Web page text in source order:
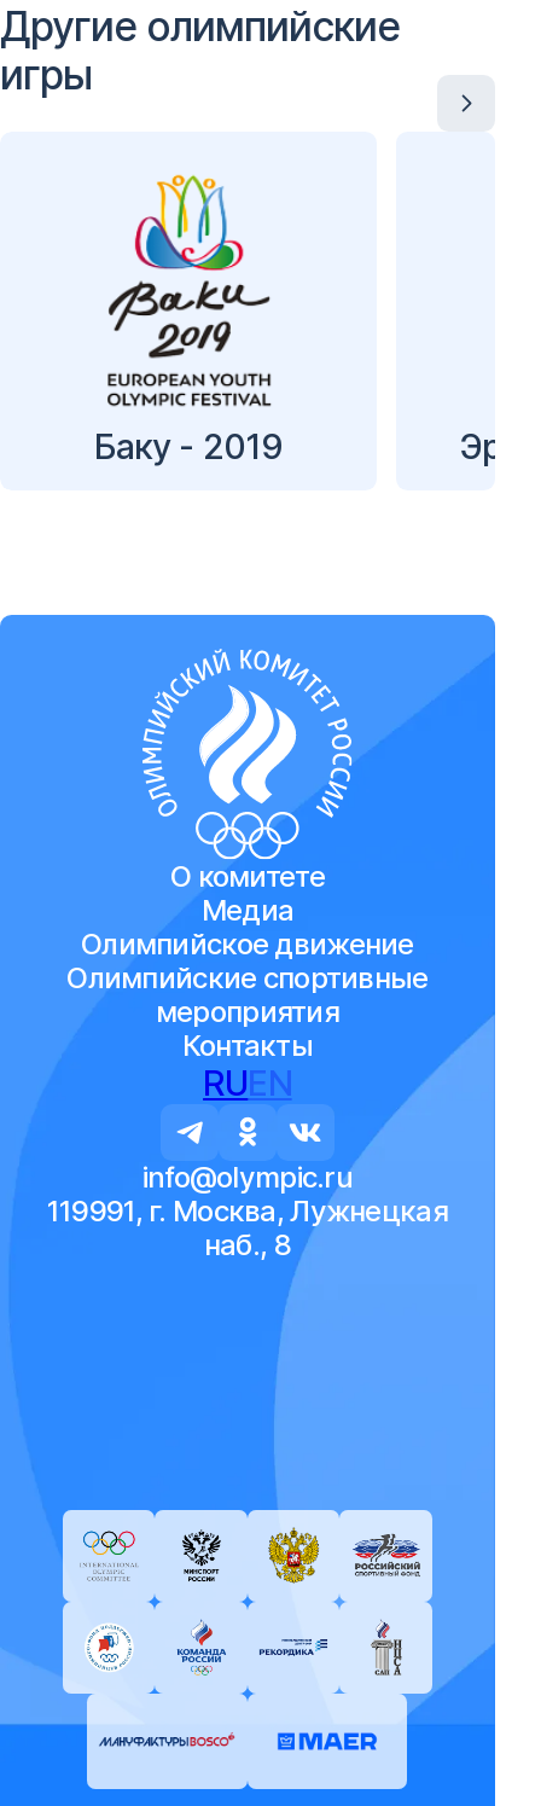
Другие олимпийские
игры
Баку - 2019
О комитете
Медиа
Олимпийское движение
Олимпийские спортивные
мероприятия
Контакты
RUEN
info@olympic.ru
119991, г. Москва, Лужнецкая
наб., 8